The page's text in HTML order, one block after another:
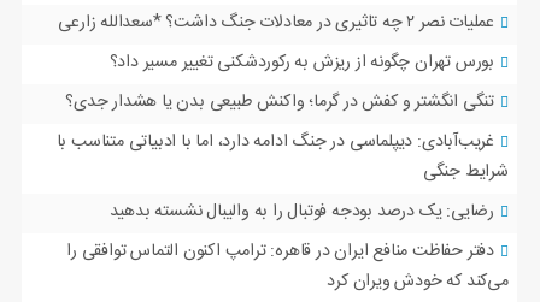
عملیات نصر ۲ چه تاثیری در معادلات جنگ داشت؟ *سعدالله زارعی
بورس تهران چگونه از ریزش به رکوردشکنی تغییر مسیر داد؟
تنگی انگشتر و کفش در گرما؛ واکنش طبیعی بدن یا هشدار جدی؟
غریب‌آبادی: دیپلماسی در جنگ ادامه دارد، اما با ادبیاتی متناسب با
شرایط جنگی
رضایی: یک درصد بودجه فوتبال را به والیبال نشسته بدهید
دفتر حفاظت منافع ایران در قاهره: ترامپ اکنون التماس توافقی را
می‌کند که خودش ویران کرد